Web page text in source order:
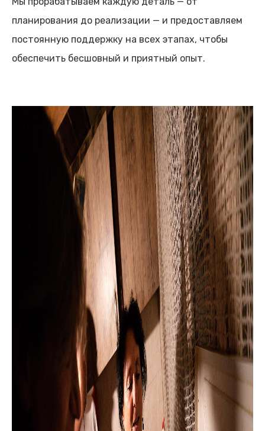
планирования до реализации — и предоставляем
постоянную поддержку на всех этапах, чтобы
обеспечить бесшовный и приятный опыт.